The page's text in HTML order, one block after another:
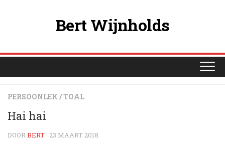
Bert Wijnholds
PERSOONLEK /TOAL
Hai hai
DOORBERT · 23 MAART 2018